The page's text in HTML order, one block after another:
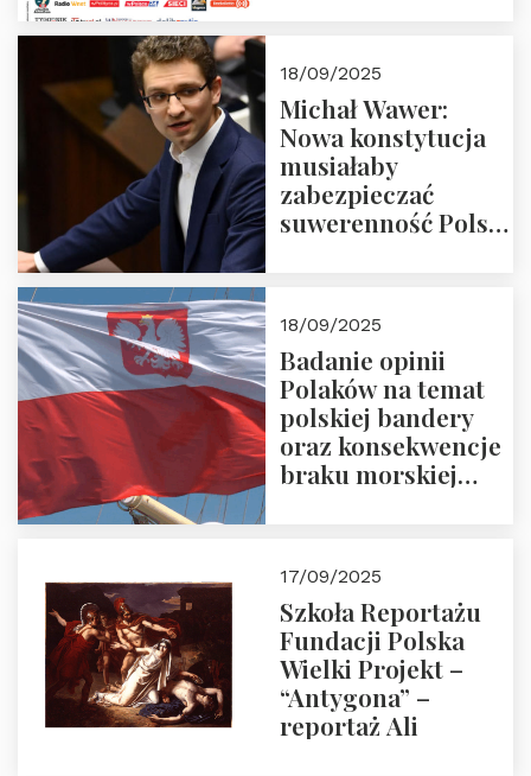
18/09/2025
Michał Wawer:
Nowa konstytucja
musiałaby
zabezpieczać
suwerenność Polski
18/09/2025
Badanie opinii
Polaków na temat
polskiej bandery
oraz konsekwencje
braku morskiej
17/09/2025
Szkoła Reportażu
Fundacji Polska
Wielki Projekt –
“Antygona” –
reportaż Ali